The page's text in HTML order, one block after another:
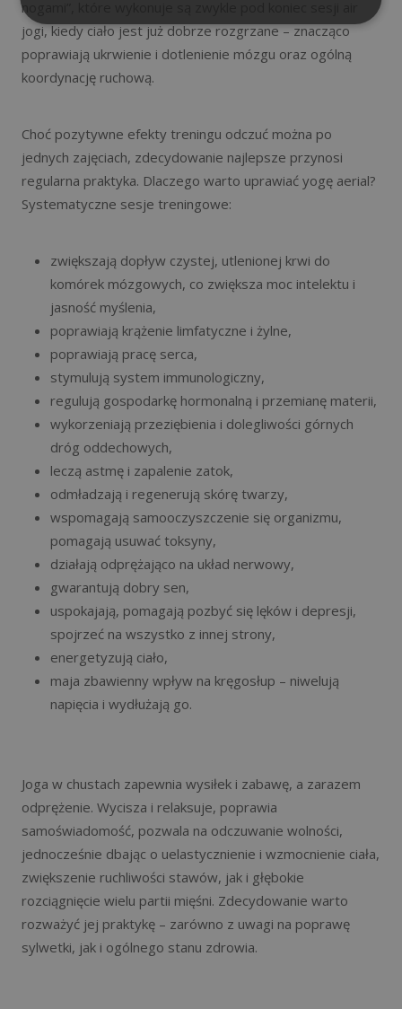
nogami”, które wykonuje są zwykle pod koniec sesji air
jogi, kiedy ciało jest już dobrze rozgrzane – znacząco
poprawiają ukrwienie i dotlenienie mózgu oraz ogólną
koordynację ruchową.
Choć pozytywne efekty treningu odczuć można po
jednych zajęciach, zdecydowanie najlepsze przynosi
regularna praktyka. Dlaczego warto uprawiać yogę aerial?
Systematyczne sesje treningowe:
zwiększają dopływ czystej, utlenionej krwi do
komórek mózgowych, co zwiększa moc intelektu i
jasność myślenia,
poprawiają krążenie limfatyczne i żylne,
poprawiają pracę serca,
stymulują system immunologiczny,
regulują gospodarkę hormonalną i przemianę materii,
wykorzeniają przeziębienia i dolegliwości górnych
dróg oddechowych,
leczą astmę i zapalenie zatok,
odmładzają i regenerują skórę twarzy,
wspomagają samooczyszczenie się organizmu,
pomagają usuwać toksyny,
działają odprężająco na układ nerwowy,
gwarantują dobry sen,
uspokajają, pomagają pozbyć się lęków i depresji,
spojrzeć na wszystko z innej strony,
energetyzują ciało,
maja zbawienny wpływ na kręgosłup – niwelują
napięcia i wydłużają go.
Joga w chustach zapewnia wysiłek i zabawę, a zarazem
odprężenie. Wycisza i relaksuje, poprawia
samoświadomość, pozwala na odczuwanie wolności,
jednocześnie dbając o uelastycznienie i wzmocnienie ciała,
zwiększenie ruchliwości stawów, jak i głębokie
rozciągnięcie wielu partii mięśni. Zdecydowanie warto
rozważyć jej praktykę – zarówno z uwagi na poprawę
sylwetki, jak i ogólnego stanu zdrowia.